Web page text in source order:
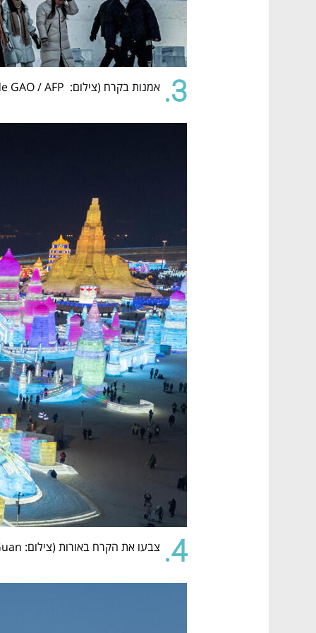
3. אמנות בקרח (צילום:  Jade GAO / AFP
4. צבעו את הקרח באורות (צילום: AP Photo/Ng Han Guan